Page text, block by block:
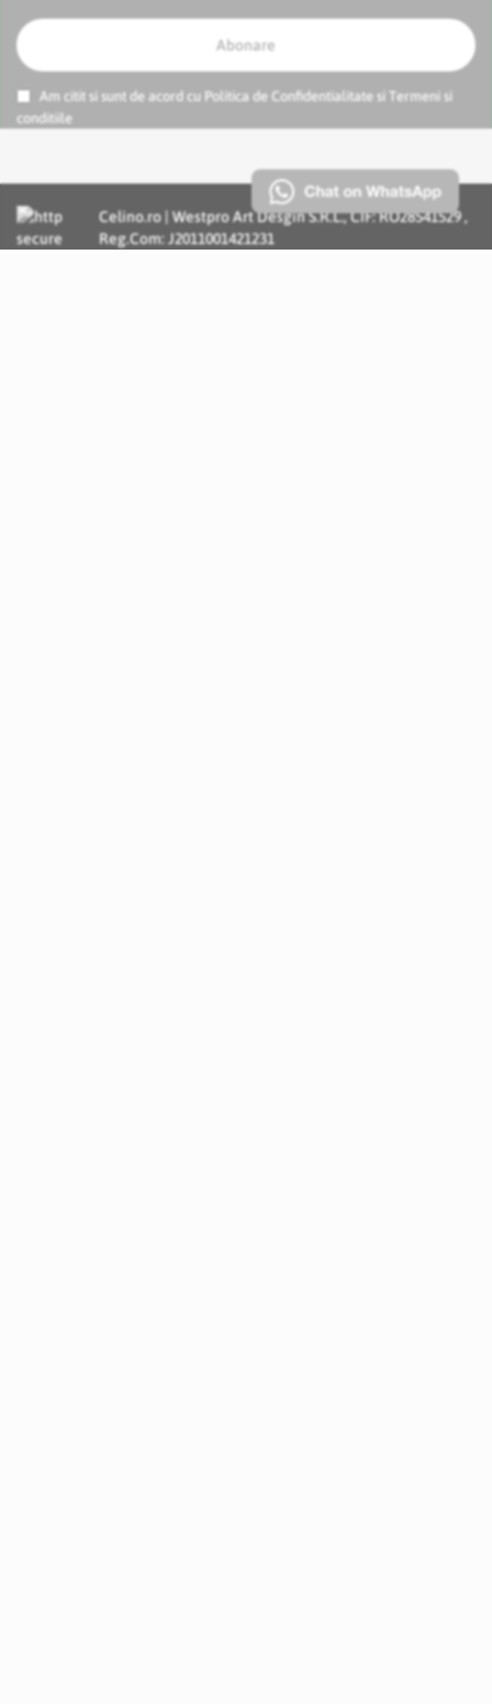
Abonare
Am citit si sunt de acord cu Politica de Confidentialitate si
Termeni si
conditiile
Celino.ro | Westpro Art Desgin S.R.L., CIF: RO28541529 ,
Reg.Com: J2011001421231